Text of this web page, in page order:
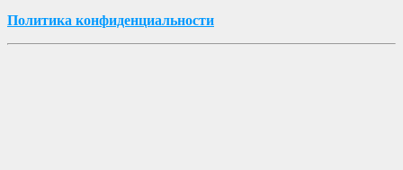
Политика конфиденциальности